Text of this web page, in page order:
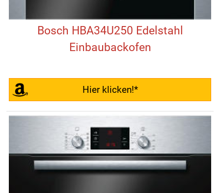
Bosch HBA34U250 Edelstahl
Einbaubackofen
Hier klicken!*